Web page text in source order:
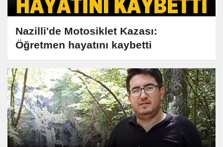
Nazilli'de Motosiklet Kazası:
Öğretmen hayatını kaybetti